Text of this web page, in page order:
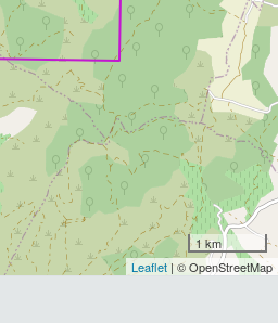
1 km
Leaflet | © OpenStreetMap